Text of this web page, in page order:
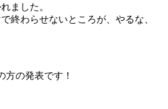
ました。
終わらせないところが、やるな、
方の発表です！